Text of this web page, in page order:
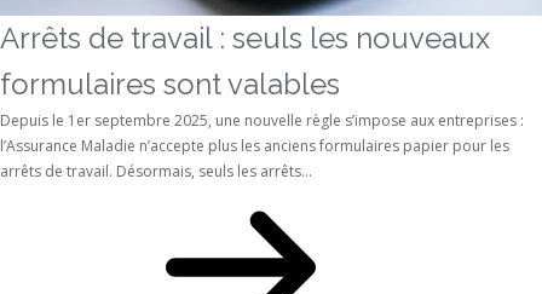
Arrêts de travail : seuls les nouveaux
formulaires sont valables
Depuis le 1er septembre 2025, une nouvelle règle s’impose aux entreprises :
l’Assurance Maladie n’accepte plus les anciens formulaires papier pour les
arrêts de travail. Désormais, seuls les arrêts...